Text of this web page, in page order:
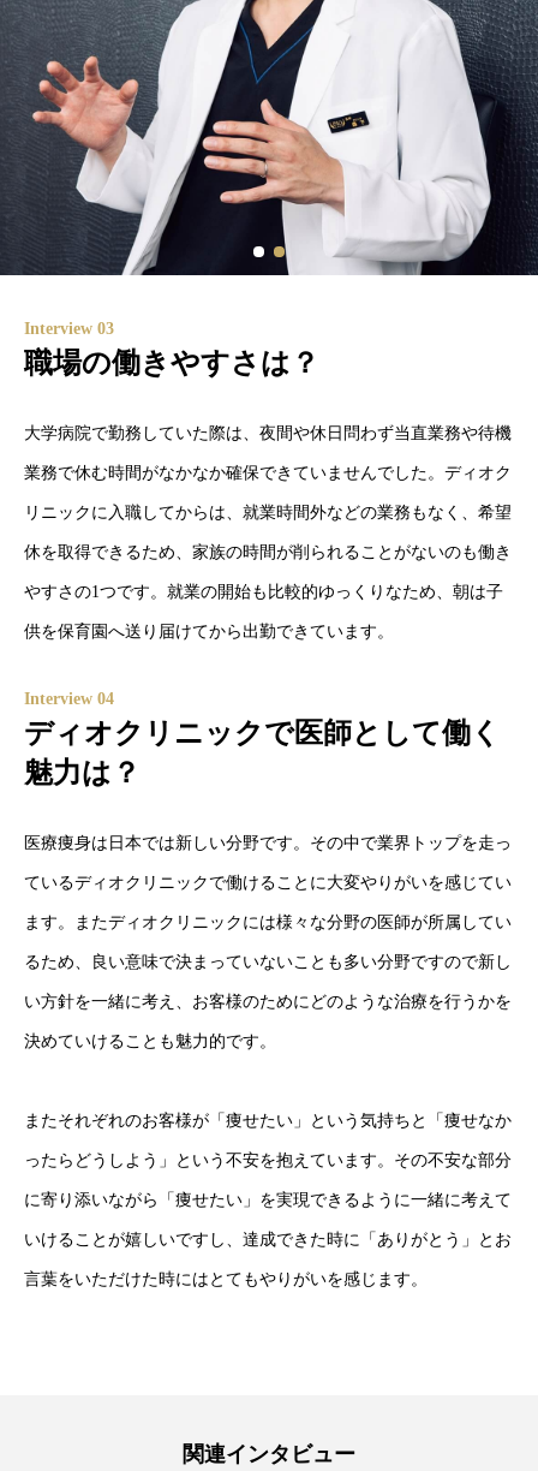
Message ディオクリニックの目指すもの
Job Category 職種紹介
Interview
Environment
Recruit 採用情報
FAQ
Interview 03
職場の働きやすさは？
大学病院で勤務していた際は、夜間や休日問わず当直業務や待機
業務で休む時間がなかなか確保できていませんでした。ディオク
リニックに入職してからは、就業時間外などの業務もなく、希望
休を取得できるため、家族の時間が削られることがないのも働き
やすさの1つです。就業の開始も比較的ゆっくりなため、朝は子
供を保育園へ送り届けてから出勤できています。
Interview 04
ディオクリニックで医師として働く
魅力は？
医療痩身は日本では新しい分野です。その中で業界トップを走っ
ているディオクリニックで働けることに大変やりがいを感じてい
ます。またディオクリニックには様々な分野の医師が所属してい
るため、良い意味で決まっていないことも多い分野ですので新し
い方針を一緒に考え、お客様のためにどのような治療を行うかを
決めていけることも魅力的です。
またそれぞれのお客様が「痩せたい」という気持ちと「痩せなか
ったらどうしよう」という不安を抱えています。その不安な部分
に寄り添いながら「痩せたい」を実現できるように一緒に考えて
いけることが嬉しいですし、達成できた時に「ありがとう」とお
言葉をいただけた時にはとてもやりがいを感じます。
関連インタビュー